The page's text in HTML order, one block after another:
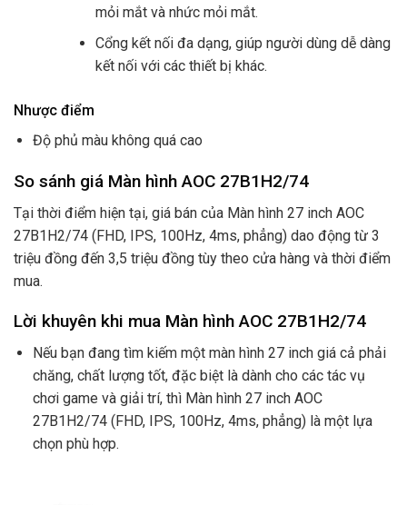
mỏi mắt và nhức mỏi mắt.
Cổng kết nối đa dạng, giúp người dùng dễ dàng
kết nối với các thiết bị khác.
Nhược điểm
Độ phủ màu không quá cao
So sánh giá Màn hình AOC 27B1H2/74
Tại thời điểm hiện tại, giá bán của Màn hình 27 inch AOC
27B1H2/74 (FHD, IPS, 100Hz, 4ms, phẳng) dao động từ 3
triệu đồng đến 3,5 triệu đồng tùy theo cửa hàng và thời điểm
mua.
Lời khuyên khi mua Màn hình AOC 27B1H2/74
Nếu bạn đang tìm kiếm một màn hình 27 inch giá cả phải
chăng, chất lượng tốt, đặc biệt là dành cho các tác vụ
chơi game và giải trí, thì Màn hình 27 inch AOC
27B1H2/74 (FHD, IPS, 100Hz, 4ms, phẳng) là một lựa
chọn phù hợp.